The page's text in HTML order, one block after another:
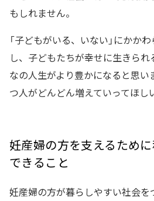
もしれません。
「子どもがいる、いない」にかか
し、子どもたちが幸せに生きら
なの人生がより豊かになると思い
つ人がどんどん増えていってほし
妊産婦の方を支えるため
できること
妊産婦の方が暮らしやすい社会